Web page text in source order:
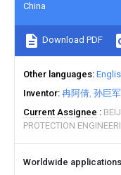
China
Download PDF
Other languages
Inventor 冉阿倩 孙巨军
Current Assignee
PROTECTION
Worldwide applications